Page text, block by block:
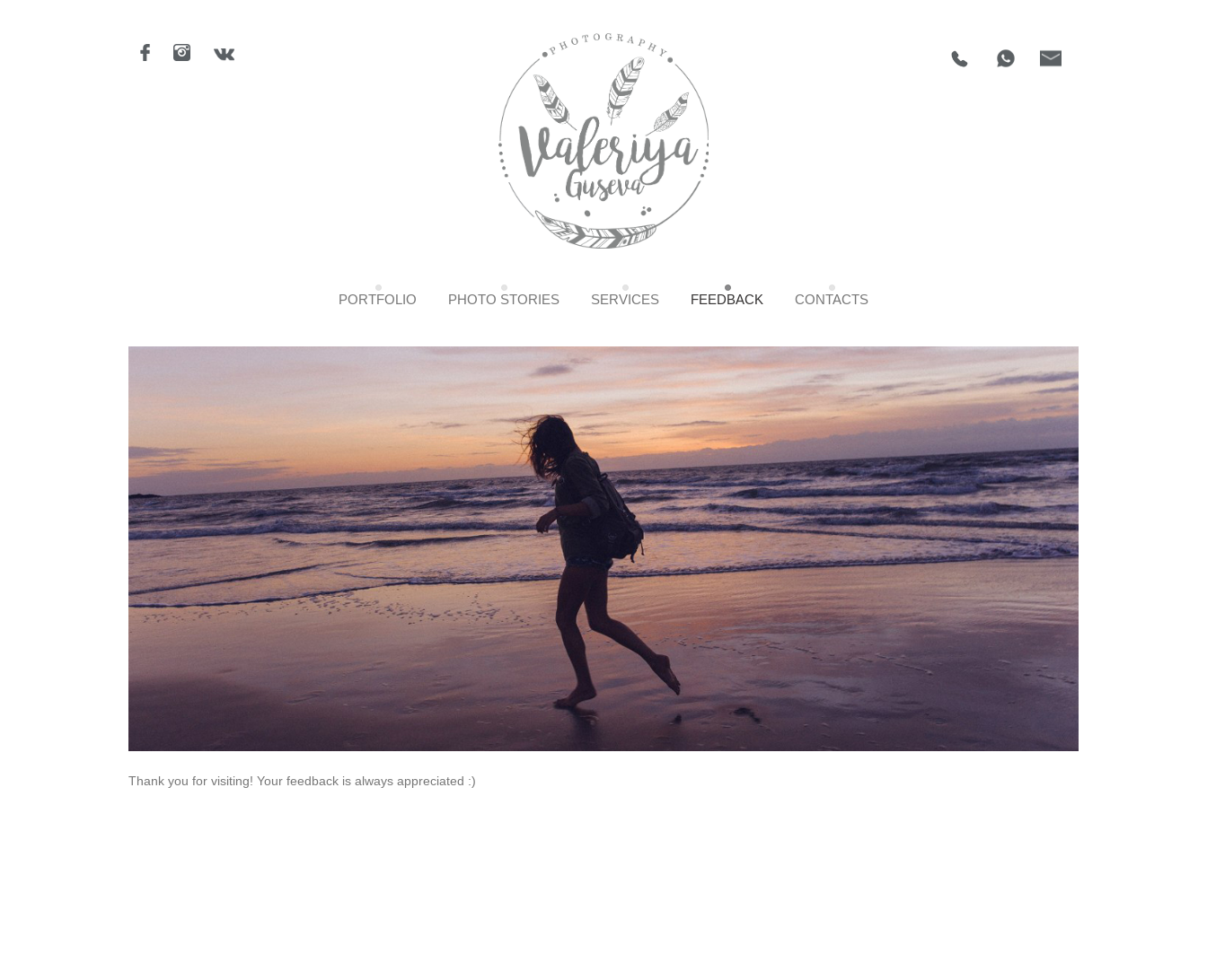
PORTFOLIO PHOTO STORIES SERVICES FEEDBACK CONTACTS
Thank you for visiting! Your feedback is always appreciated :)